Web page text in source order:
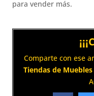
para vender más.
Comparte con ese
Tiendas de